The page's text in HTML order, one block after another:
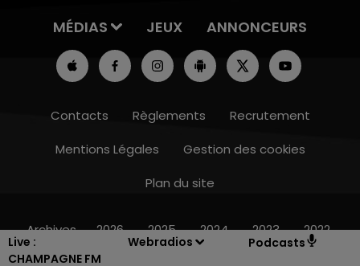
Live :
CHAMPAGNE FM
Webradios Podcasts
10h00 - 14h00
MÉDIAS
JEUX ANNONCEURS
Contacts Règlements
Recrutement
Mentions Légales
Gestion des cookies
Plan du site
Archives 2026 2025 2024 2023 2022